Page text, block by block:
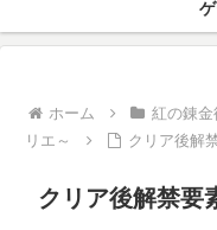
ホーム
紅の錬金
リエ～
クリア後解
クリア後解禁要